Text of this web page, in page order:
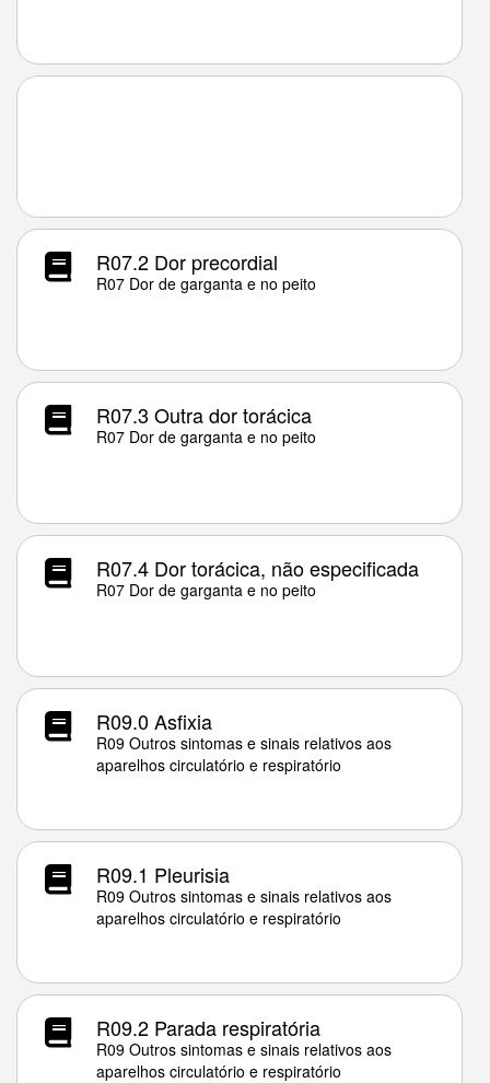
R07.2 Dor precordial
R07 Dor de garganta e no peito
R07.3 Outra dor torácica
R07 Dor de garganta e no peito
R07.4 Dor torácica, não especificada
R07 Dor de garganta e no peito
R09.0 Asfixia
R09 Outros sintomas e sinais relativos aos
aparelhos circulatório e respiratório
R09.1 Pleurisia
R09 Outros sintomas e sinais relativos aos
aparelhos circulatório e respiratório
R09.2 Parada respiratória
R09 Outros sintomas e sinais relativos aos
aparelhos circulatório e respiratório